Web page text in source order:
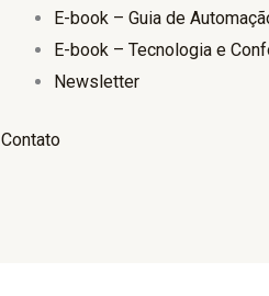
E-book – Guia de
E-book – Tecnologia e
Newsletter
Contato